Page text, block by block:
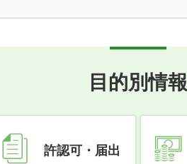
目的別情報
許認可・届出